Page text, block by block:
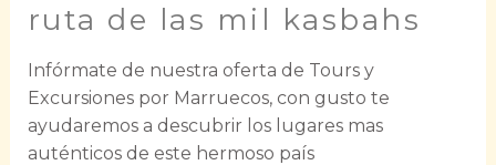
ruta de las mil kasbahs
Infórmate de nuestra oferta de Tours y
Excursiones por Marruecos, con gusto te
ayudaremos a descubrir los lugares mas
auténticos de este hermoso país